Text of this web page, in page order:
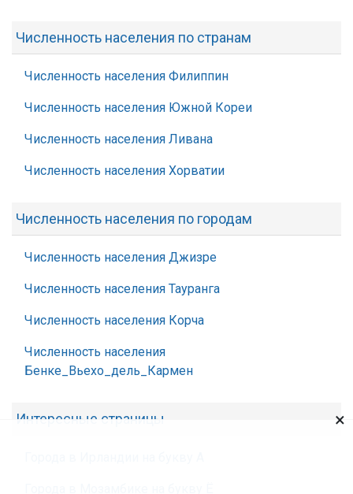
Численность населения по странам
Численность населения Филиппин
Численность населения Южной Кореи
Численность населения Ливана
Численность населения Хорватии
Численность населения по городам
Численность населения Джизре
Численность населения Тауранга
Численность населения Корча
Численность населения
Бенке_Вьехо_дель_Кармен
Интересные страницы ×